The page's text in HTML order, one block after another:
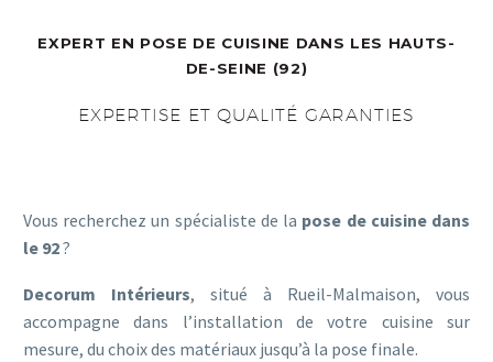
EXPERT EN POSE DE CUISINE DANS LES HAUTS-
DE-SEINE (92)
EXPERTISE ET QUALITÉ GARANTIES
Vous recherchez un spécialiste de la pose de cuisine dans
le 92?
Decorum Intérieurs, situé à Rueil-Malmaison, vous
accompagne dans l’installation de votre cuisine sur
mesure, du choix des matériaux jusqu’à la pose finale.